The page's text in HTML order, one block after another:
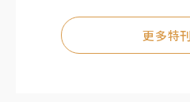
更多特刊